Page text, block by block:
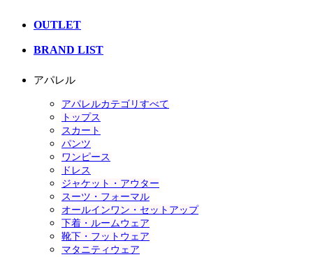
OUTLET
BRAND LIST
アパレル
アパレルカテゴリすべて
トップス
スカート
パンツ
ワンピース
ドレス
ジャケット・アウター
スーツ・フォーマル
オールインワン・セットアップ
下着・ルームウェア
靴下・フットウェア
マタニティウェア